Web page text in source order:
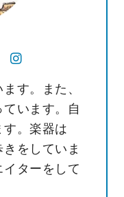
す。また、
います。自
。楽器は
をしていま
ターをして